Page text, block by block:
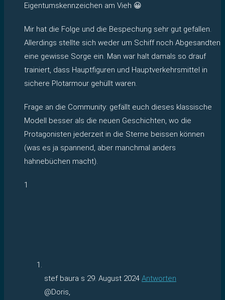
Eigentumskennzeichen am Vieh 😀
Mir hat die Folge und die Bespechung sehr gut gefallen.
Allerdings stellte sich weder um Schiff noch Abgesandten
eine gewisse Sorge ein. Man war halt damals so drauf
trainiert, dass Hauptfiguren und Hauptverkehrsmittel in
sichere Plotarmour gehüllt waren.
Frage an die Community: gefällt euch dieses klassische
Modell besser als die neuen Geschichten, wo die
Protagonisten jederzeit in die Sterne beissen können
(was es ja spannend, aber manchmal anders
hahnebüchen macht).
1
stef baura s 29. August 2024 Antworten
@Doris,